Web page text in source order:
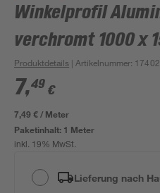
Winkelprofil
verchromt 1000 x
Produktdetails | Artikelnummer:
7,49 €
7,49 € / Meter
Paketinhalt: 1 Meter
inkl. 19% MwSt.
Lieferung nach